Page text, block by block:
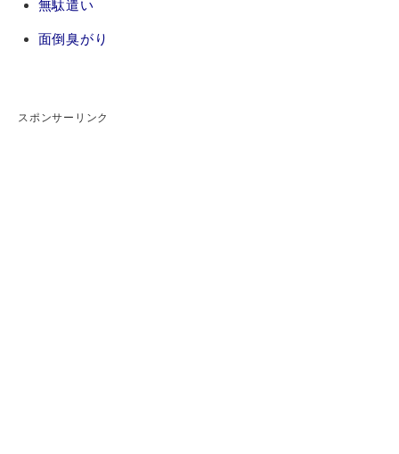
無駄遣い
面倒臭がり
スポンサーリンク